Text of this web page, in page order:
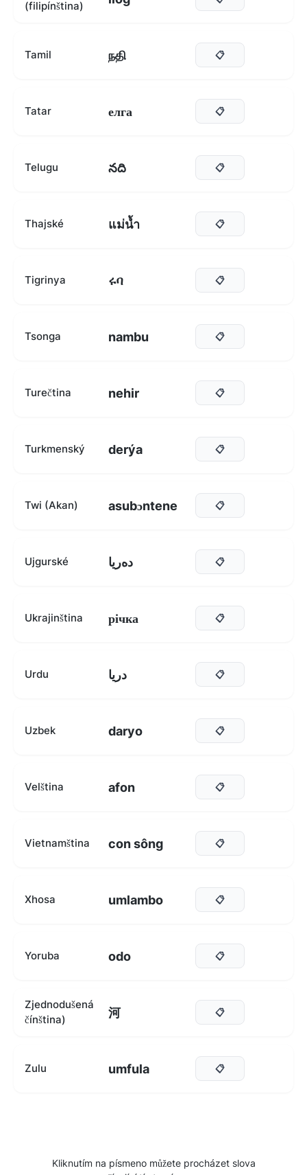
(filipínština)
Tamil நதி 📋
Tatar елга 📋
Telugu నది 📋
Thajské แม่น้ำ 📋
Tigrinya ሩባ 📋
Tsonga nambu 📋
Turečtina nehir 📋
Turkmenský derýa 📋
Twi (Akan) asubɔntene 📋
Ujgurské دەريا 📋
Ukrajinština річка 📋
Urdu دریا 📋
Uzbek daryo 📋
Velština afon 📋
Vietnamština con sông 📋
Xhosa umlambo 📋
Yoruba odo 📋
Zjednodušená
čínština)
河 📋
Zulu umfula 📋
Kliknutím na písmeno můžete procházet slova